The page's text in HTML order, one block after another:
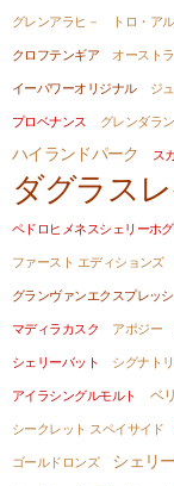
グレンアラヒ－
トロ・ア
クロフテンギア
オースト
イーパワーオリジナル
ジ
プロベナンス
グレンダラン
ハイランドパーク ス
ダグラス
ペドロヒメネスシェリーホ
ファースト エディションズ
グランヴァンエクスプレッ
マディラカスク
アポジー
シェリーバット シグナト
アイラシングルモルト
ベ
シークレット スペイサイド
ゴールドロンズ
シェリー